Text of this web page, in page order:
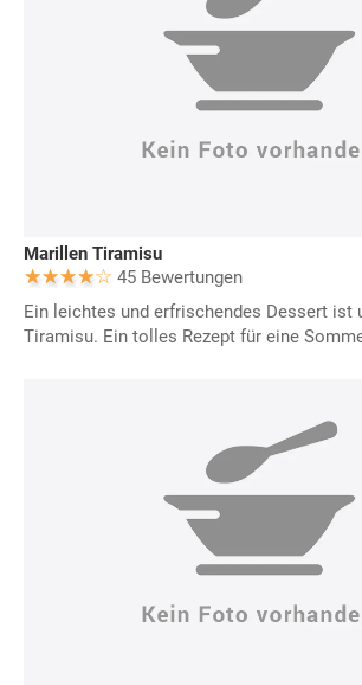
Marillen Tiramisu
45 Bewertungen
Ein leichtes und erfrischendes Dessert ist
Tiramisu. Ein tolles Rezept für eine